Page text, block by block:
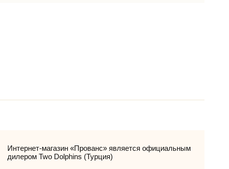
Интернет-магазин «Прованс» является официальным
дилером Two Dolphins (Турция)